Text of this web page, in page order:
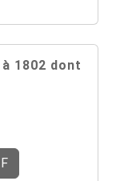
1802 dont